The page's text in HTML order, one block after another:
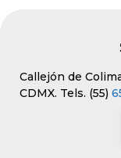
Callejón de
CDMX. Tels. (55)